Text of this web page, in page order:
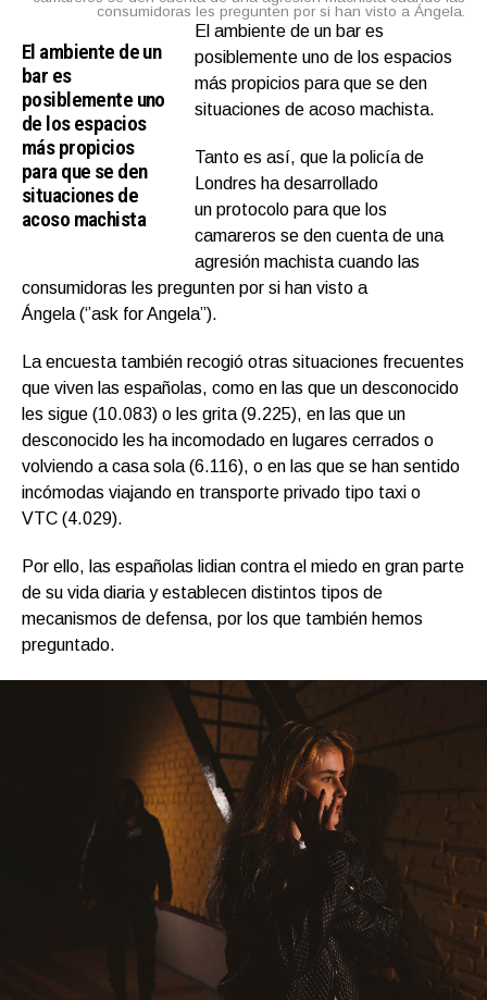
consumidoras les pregunten por si han visto a Ángela.
El ambiente de un
bar es
posiblemente uno
de los espacios
más propicios
para que se den
situaciones de
acoso machista
El ambiente de un bar es
posiblemente uno de los espacios
más propicios para que se den
situaciones de acoso machista.
Tanto es así, que la policía de
Londres ha desarrollado
un protocolo para que los
camareros se den cuenta de una
agresión machista cuando las
consumidoras les pregunten por si han visto a
Ángela (‘’ask for Angela’’).
La encuesta también recogió otras situaciones frecuentes
que viven las españolas, como en las que un desconocido
les sigue (10.083) o les grita (9.225), en las que un
desconocido les ha incomodado en lugares cerrados o
volviendo a casa sola (6.116), o en las que se han sentido
incómodas viajando en transporte privado tipo taxi o
VTC (4.029).
Por ello, las españolas lidian contra el miedo en gran parte
de su vida diaria y establecen distintos tipos de
mecanismos de defensa, por los que también hemos
preguntado.